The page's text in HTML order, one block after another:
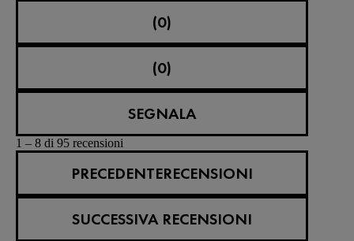
(0)
(0)
SEGNALA
1 – 8 di 95 recensioni
PRECEDENTERECENSIONI
SUCCESSIVA RECENSIONI